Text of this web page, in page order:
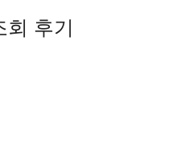
회 후기